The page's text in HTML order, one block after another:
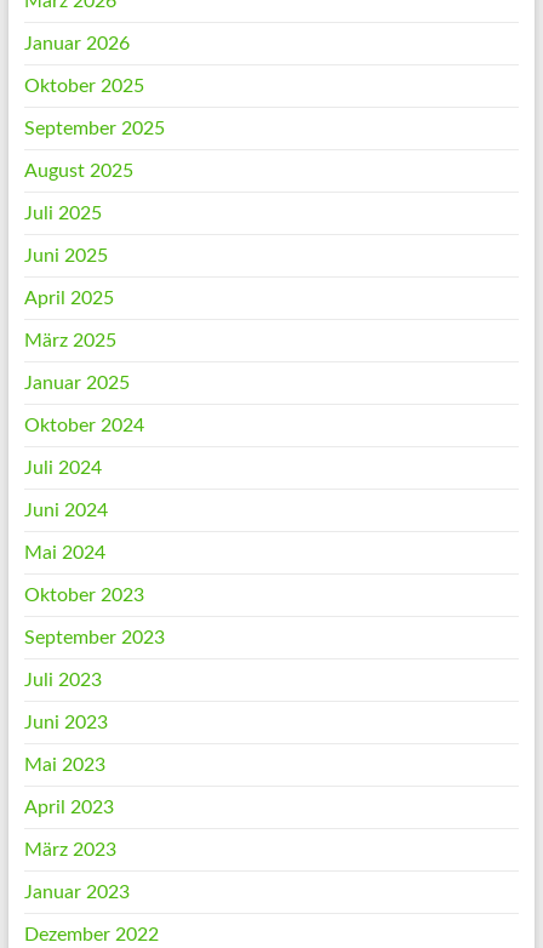
Januar 2026
Oktober 2025
September 2025
August 2025
Juli 2025
Juni 2025
April 2025
März 2025
Januar 2025
Oktober 2024
Juli 2024
Juni 2024
Mai 2024
Oktober 2023
September 2023
Juli 2023
Juni 2023
Mai 2023
April 2023
März 2023
Januar 2023
Dezember 2022